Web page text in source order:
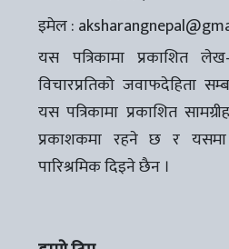
इमेल :
यस पत्रिकामा प्रकाशित
विचारप्रतिको जवाफदेहिता
यस पत्रिकामा प्रकाशित
प्रकाशकमा रहने छ र यसमा
पारिश्रमिक दिइने छैन ।